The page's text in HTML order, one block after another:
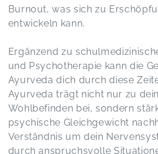
Burnout, was sich zu
entwickeln kann.
Ergänzend zu
und Psychotherapie kann die
Ayurveda dich durch diese
Ayurveda trägt nicht nur zu
Wohlbefinden bei, sondern
psychische Gleichgewicht
Verständnis um dein
durch anspruchsvolle